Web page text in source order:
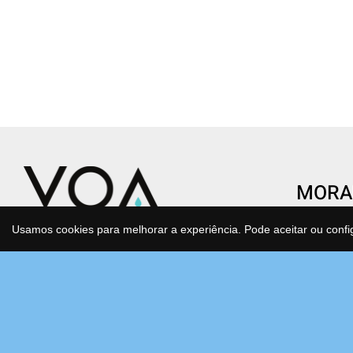
Transforme o gesto de beber água
Usamos cookies para melhorar a experiência. Pode aceitar ou